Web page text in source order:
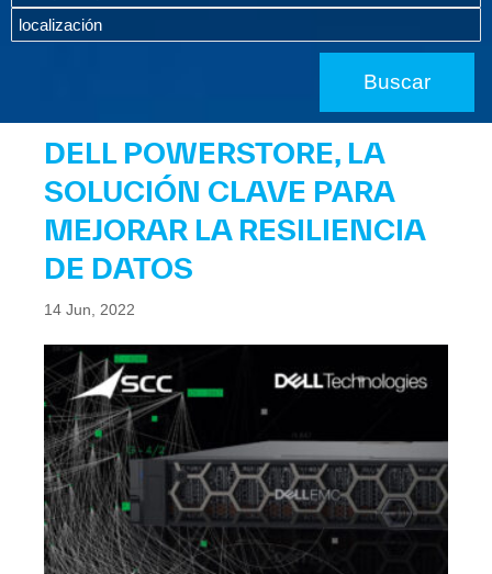
DELL POWERSTORE, LA
SOLUCIÓN CLAVE PARA
MEJORAR LA RESILIENCIA
DE DATOS
14 Jun, 2022